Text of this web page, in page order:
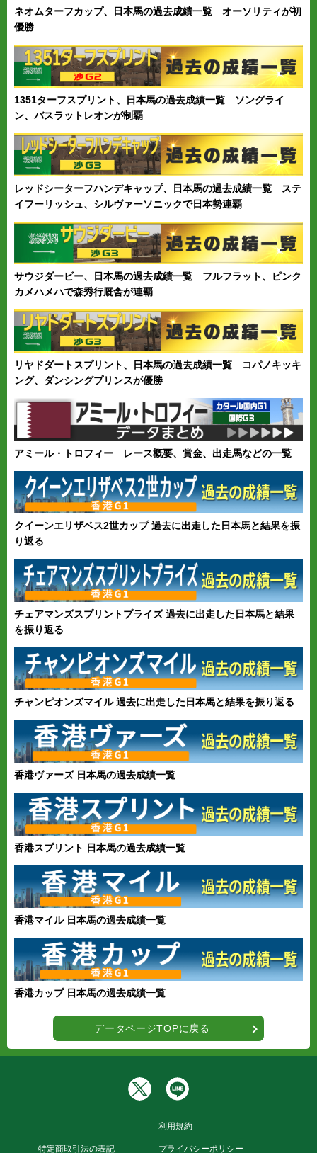
ネオムターフカップ、日本馬の過去成績一覧 オーソリティが初
優勝
1351ターフスプリント、日本馬の過去成績一覧 ソングライ
ン、バスラットレオンが制覇
レッドシーターフハンデキャップ、日本馬の過去成績一覧 ステ
イフーリッシュ、シルヴァーソニックで日本勢連覇
サウジダービー、日本馬の過去成績一覧 フルフラット、ピンク
カメハメハで森秀行厩舎が連覇
リヤドダートスプリント、日本馬の過去成績一覧 コパノキッキ
ング、ダンシングプリンスが優勝
アミール・トロフィー レース概要、賞金、出走馬などの一覧
クイーンエリザベス2世カップ 過去に出走した日本馬と結果を振
り返る
チェアマンズスプリントプライズ 過去に出走した日本馬と結果
を振り返る
チャンピオンズマイル 過去に出走した日本馬と結果を振り返る
香港ヴァーズ 日本馬の過去成績一覧
香港スプリント 日本馬の過去成績一覧
香港マイル 日本馬の過去成績一覧
香港カップ 日本馬の過去成績一覧
データページTOPに戻る
利用規約
特定商取引法の表記 プライバシーポリシー